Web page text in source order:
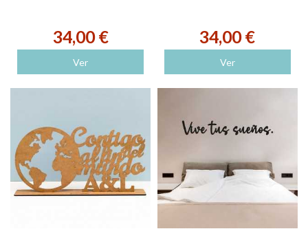
34,00 €
Ver
34,00 €
Ver